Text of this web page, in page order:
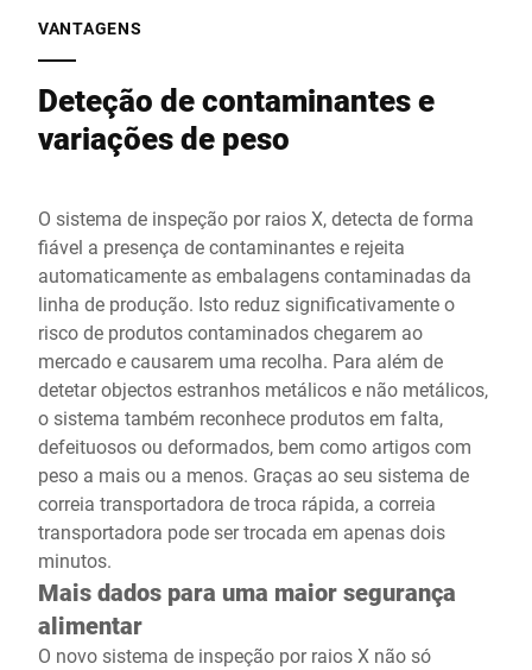
VANTAGENS
Deteção de contaminantes e
variações de peso
O sistema de inspeção por raios X, detecta de forma
fiável a presença de contaminantes e rejeita
automaticamente as embalagens contaminadas da
linha de produção. Isto reduz significativamente o
risco de produtos contaminados chegarem ao
mercado e causarem uma recolha. Para além de
detetar objectos estranhos metálicos e não metálicos,
o sistema também reconhece produtos em falta,
defeituosos ou deformados, bem como artigos com
peso a mais ou a menos. Graças ao seu sistema de
correia transportadora de troca rápida, a correia
transportadora pode ser trocada em apenas dois
minutos.
Mais dados para uma maior segurança
alimentar
O novo sistema de inspeção por raios X não só